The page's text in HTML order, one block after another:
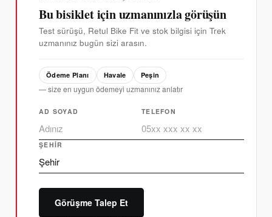
Bu bisiklet için uzmanınızla görüşün
Test sürüşü, Retul Bike Fit ve stok bilgisi için Trek
uzmanınız bugün sizi arasın.
Ödeme Planı Havale Peşin
— size en uygun ödemeyi uzmanınız anlatır
AD SOYAD TELEFON
ŞEHIR
Görüşme Talep Et